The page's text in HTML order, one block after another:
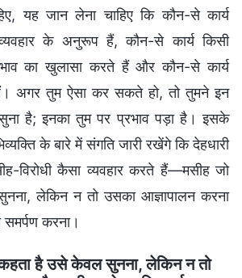
यह जान लेना चाहिए कि कौन-से कार्य
व्यवहार के अनुरूप हैं, कौन-से कार्य किसी
का खुलासा करते हैं और कौन-से कार्य
अगर तुम ऐसा कर सकते हो, तो तुमने इन
सुना है; इनका तुम पर प्रभाव पड़ा है। इसके
के बारे में संगति जारी रखेंगे कि देहधारी
विरोधी कैसा व्यवहार करते हैं—मसीह जो
लेकिन न तो उसका आज्ञापालन करना
करना।
है उसे केवल सुनना, लेकिन न तो